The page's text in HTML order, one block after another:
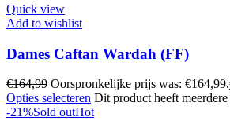
Quick view
Add to wishlist
Dames Caftan Wardah (FF)
€164,99 Oorspronkelijke prijs was: €164,99.
Opties selecteren Dit product heeft
-21%Sold outHot